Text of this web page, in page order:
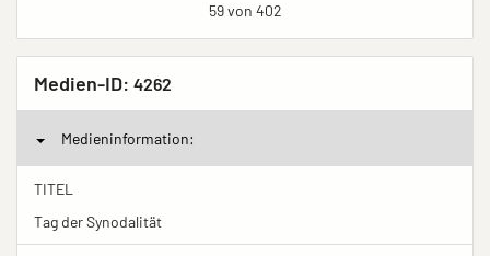
59 von 402
Medien-ID: 4262
Medieninformation:
TITEL
Tag der Synodalität